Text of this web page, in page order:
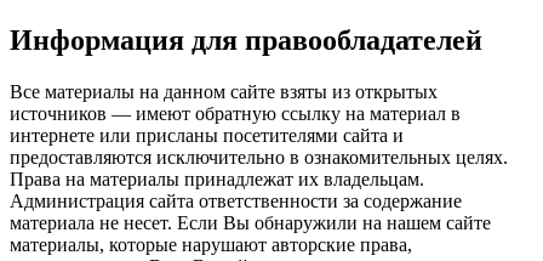
Информация для правообладателей
Все материалы на данном сайте взяты из открытых
источников — имеют обратную ссылку на материал в
интернете или присланы посетителями сайта и
предоставляются исключительно в ознакомительных целях.
Права на материалы принадлежат их владельцам.
Администрация сайта ответственности за содержание
материала не несет. Если Вы обнаружили на нашем сайте
материалы, которые нарушают авторские права,